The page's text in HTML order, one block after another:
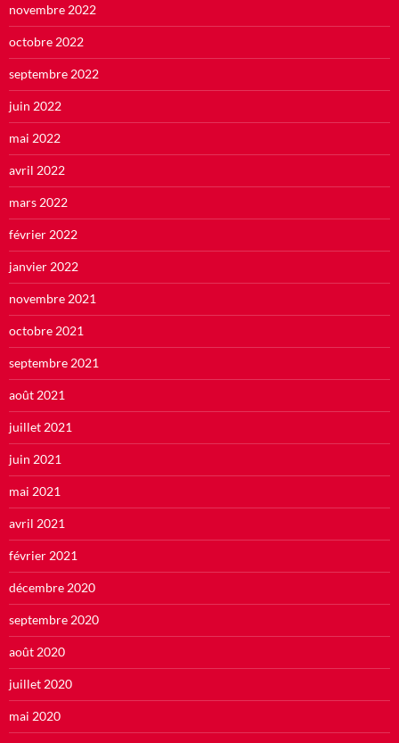
novembre 2022
octobre 2022
septembre 2022
juin 2022
mai 2022
avril 2022
mars 2022
février 2022
janvier 2022
novembre 2021
octobre 2021
septembre 2021
août 2021
juillet 2021
juin 2021
mai 2021
avril 2021
février 2021
décembre 2020
septembre 2020
août 2020
juillet 2020
mai 2020